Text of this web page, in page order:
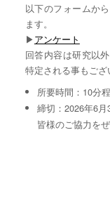
以下のフォームか
ます。
▶︎アンケート
回答内容は研究以
特定される事もござ
所要時間：10分
締切：2026年6月
皆様のご協力を